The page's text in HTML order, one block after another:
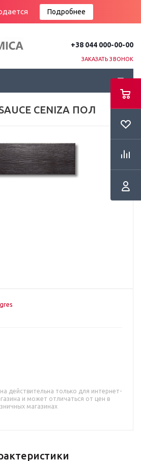
Подробнее
+38 044 000-00-00
ЗАКАЗАТЬ ЗВОНОК
CENIZA ПОЛ
действительна только для интернет-
и может отличаться от цен в
магазинах